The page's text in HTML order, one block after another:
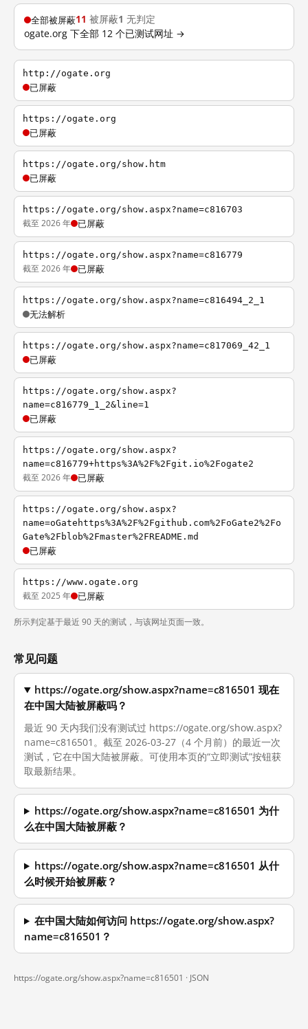
全部被屏蔽11 被屏蔽1 无判定
ogate.org 下全部 12 个已测试网址 →
http://ogate.org
已屏蔽
https://ogate.org
已屏蔽
https://ogate.org/show.htm
已屏蔽
https://ogate.org/show.aspx?name=c816703
截至 2026 年 已屏蔽
https://ogate.org/show.aspx?name=c816779
截至 2026 年 已屏蔽
https://ogate.org/show.aspx?name=c816494_2_1
无法解析
https://ogate.org/show.aspx?name=c817069_42_1
已屏蔽
https://ogate.org/show.aspx?
name=c816779_1_2&line=1
已屏蔽
https://ogate.org/show.aspx?
name=c816779+https%3A%2F%2Fgit.io%2Fogate2
截至 2026 年 已屏蔽
https://ogate.org/show.aspx?
name=oGatehttps%3A%2F%2Fgithub.com%2FoGate2%2Fo
Gate%2Fblob%2Fmaster%2FREADME.md
已屏蔽
https://www.ogate.org
截至 2025 年 已屏蔽
所示判定基于最近 90 天的测试，与该网址页面一致。
常见问题
https://ogate.org/show.aspx?name=c816501 现在
在中国大陆被屏蔽吗？
最近 90 天内我们没有测试过 https://ogate.org/show.aspx?
name=c816501。截至 2026-03-27（4 个月前）的最近一次
测试，它在中国大陆被屏蔽。可使用本页的“立即测试”按钮获
取最新结果。
https://ogate.org/show.aspx?name=c816501 为什
么在中国大陆被屏蔽？
https://ogate.org/show.aspx?name=c816501 从什
么时候开始被屏蔽？
在中国大陆如何访问 https://ogate.org/show.aspx?
name=c816501？
https://ogate.org/show.aspx?name=c816501 · JSON